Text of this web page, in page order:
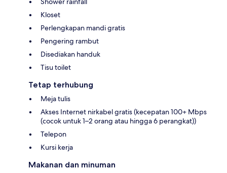
Kloset
Perlengkapan mandi gratis
Pengering rambut
Disediakan handuk
Tisu toilet
Tetap terhubung
Meja tulis
Akses Internet nirkabel gratis (kecepatan 100+ Mbps
(cocok untuk 1–2 orang atau hingga 6 perangkat))
Telepon
Kursi kerja
Makanan dan minuman